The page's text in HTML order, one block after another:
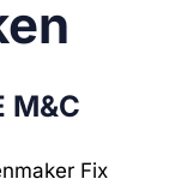
M&C
Fix